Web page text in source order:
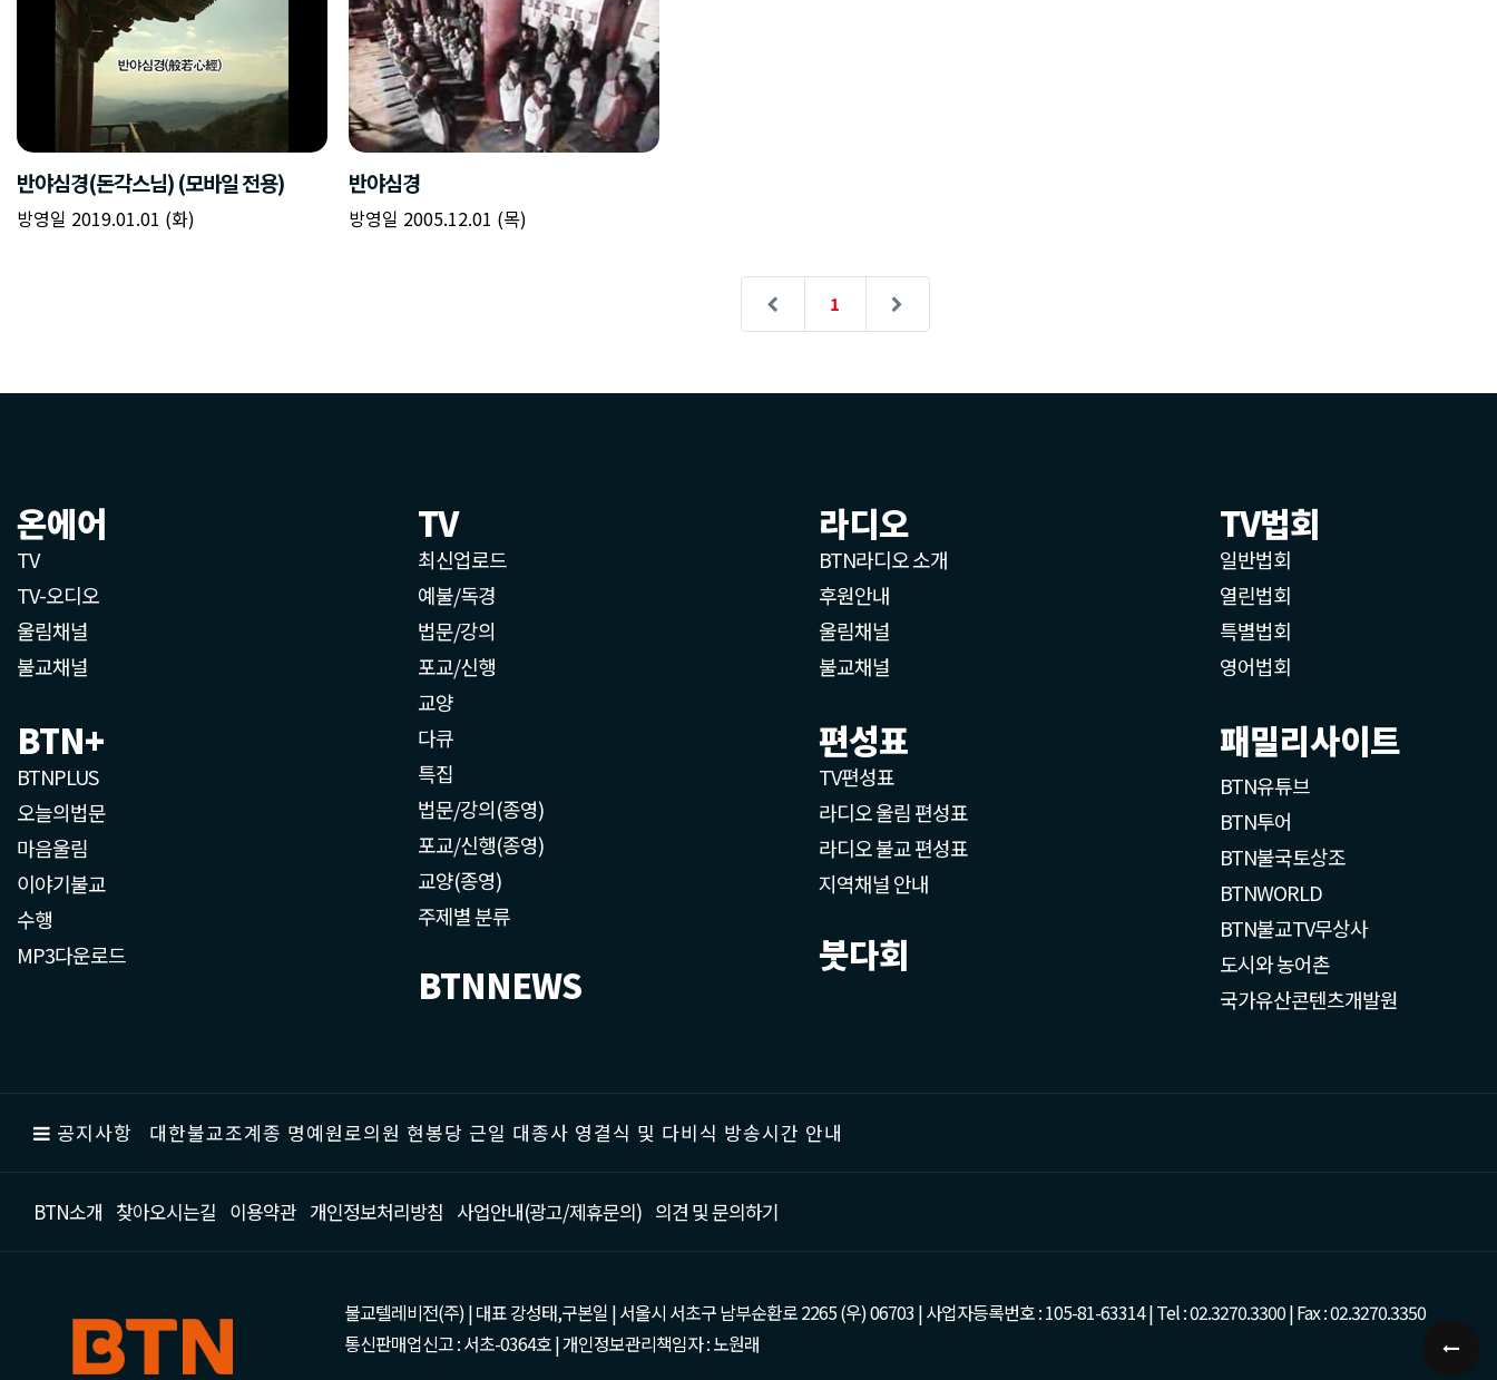
반야심경(돈각스님) (모바일 전용)
방영일 2019.01.01 (화)
반야심경
방영일 2005.12.01 (목)
1
온에어
TV
TV-오디오
울림채널
불교채널
BTN+
BTNPLUS
오늘의법문
마음울림
이야기불교
수행
MP3다운로드
TV
최신업로드
예불/독경
법문/강의
포교/신행
교양
다큐
특집
법문/강의(종영)
포교/신행(종영)
교양(종영)
주제별 분류
BTNNEWS
라디오
BTN라디오 소개
후원안내
울림채널
불교채널
편성표
TV편성표
라디오 울림 편성표
라디오 불교 편성표
지역채널 안내
붓다회
TV법회
일반법회
열린법회
특별법회
영어법회
패밀리사이트
BTN유튜브
BTN투어
BTN불국토상조
BTNWORLD
BTN불교TV무상사
도시와 농어촌
국가유산콘텐츠개발원
공지사항 대한불교조계종 명예원로의원 현봉당 근일 대종사 영결식 및 다비식 방송시간 안내
BTN소개 찾아오시는길 이용약관 개인정보처리방침 사업안내(광고/제휴문의) 의견 및 문의하기
불교텔레비전(주) | 대표 강성태,구본일 | 서울시 서초구 남부순환로 2265 (우) 06703 | 사업자등록번호 : 105-81-63314 | Tel : 02.3270.3300 | Fax : 02.3270.3350
통신판매업신고 : 서초-0364호 | 개인정보관리책임자 : 노원래